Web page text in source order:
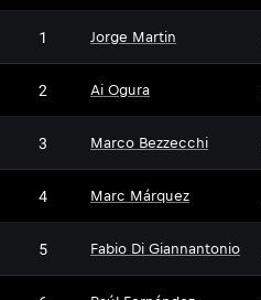
1 Jorge Martin
2 Ai Ogura
3 Marco Bezzecchi
4 Marc Márquez
5 Fabio Di Giannantonio